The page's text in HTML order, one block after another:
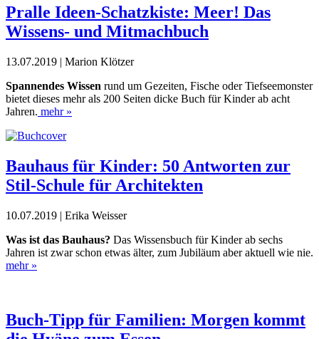
Pralle Ideen-Schatzkiste: Meer! Das
Wissens- und Mitmachbuch
13.07.2019 | Marion Klötzer
Spannendes Wissen rund um Gezeiten, Fische oder Tiefseemonster
bietet dieses mehr als 200 Seiten dicke Buch für Kinder ab acht
Jahren. mehr »
Bauhaus für Kinder: 50 Antworten zur
Stil-Schule für Architekten
10.07.2019 | Erika Weisser
Was ist das Bauhaus? Das Wissensbuch für Kinder ab sechs
Jahren ist zwar schon etwas älter, zum Jubiläum aber aktuell wie nie.
mehr »
Buch-Tipp für Familien: Morgen kommt